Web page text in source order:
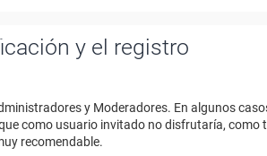
y el registro
y Moderadores. En algunos
como usuario invitado no disfrutaría,
recomendable.